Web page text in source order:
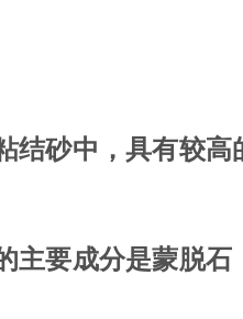
结砂中，具有较
主要成分是蒙脱